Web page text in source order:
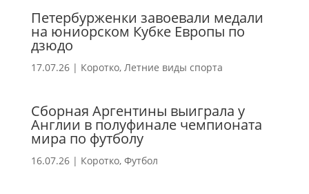
Петербурженки завоевали медали
на юниорском Кубке Европы по
дзюдо
17.07.26| Коротко, Летние виды спорта
Сборная Аргентины выиграла у
Англии в полуфинале чемпионата
мира по футболу
16.07.26| Коротко, Футбол